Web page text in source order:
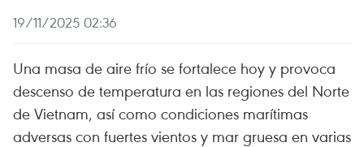
19/11/2025 02:36
Una masa de aire frío se fortalece hoy y provoca
descenso de temperatura en las regiones del Norte
de Vietnam, así como condiciones marítimas
adversas con fuertes vientos y mar gruesa en varias